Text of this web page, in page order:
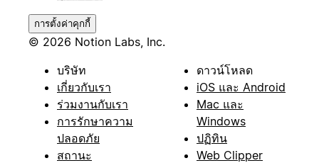
การตั้งค่าคุกกี้
© 2026 Notion Labs, Inc.
บริษัท
เกี่ยวกับเรา
ร่วมงานกับเรา
การรักษาความ
ปลอดภัย
สถานะ
ดาวน์โหลด
iOS และ Android
Mac และ
Windows
ปฏิทิน
Web Clipper